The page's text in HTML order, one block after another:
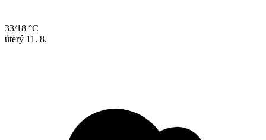
33/18 °C
úterý 11. 8.